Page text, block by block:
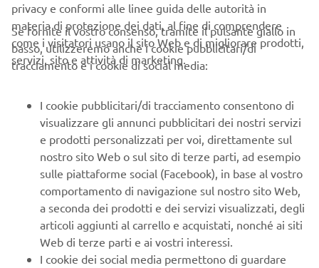
• XSR700 ispirata all'iconica XT500 del 1981
• Nuova sella in stile XT
• Logo XSR700 XTribute su serbatoio e sella
• Manubrio e pedane off-road
• Soffietti forcella
• Gomme Pirelli MT60RS per guida su strada e off-road
leggero
• Leve e manubrio verniciati in nero
• Strumentazione LCD nera
• Luce posteriore a LED
privacy e conformi alle linee guida delle autorità in
materia di protezione dei dati, al fine di comprendere
come i visitatori usano il sito Web e di migliorare prodotti,
servizi, sito e attività di marketing.
Se fornite il vostro consenso, tramite il pulsante giallo in
basso, utilizzeremo anche i cookie pubblicitari/di
tracciamento e i cookie di social media:
I cookie pubblicitari/di tracciamento consentono di
visualizzare gli annunci pubblicitari dei nostri servizi
e prodotti personalizzati per voi, direttamente sul
nostro sito Web o sul sito di terze parti, ad esempio
sulle piattaforme social (Facebook), in base al vostro
comportamento di navigazione sul nostro sito Web,
a seconda dei prodotti e dei servizi visualizzati, degli
articoli aggiunti al carrello e acquistati, nonché ai siti
Web di terze parti e ai vostri interessi.
I cookie dei social media permettono di guardare